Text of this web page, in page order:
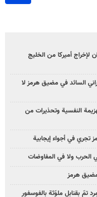
لإخراج أميركا من الخليج
السائد في مضيق هرمز لا
النفسية وتحذيرات من
في أجواء إيجابية
الحرب ولا في المفاوضات
هرمز
تمّ بقنابل ملوّثة بالفوسفور